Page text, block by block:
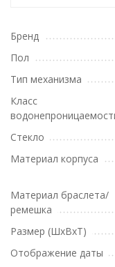
Бренд
Пол
Тип механизма
Класс
Стекло
Материал корпуса
Материал браслета/
ремешка
Размер (ШхВхТ)
Отображение даты